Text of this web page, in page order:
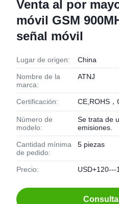
Venta al por
móvil GSM
señal móvil
Lugar de origen: China
Nombre de la
marca:
ATNJ
Certificación: CE,ROHS，
Número de
modelo:
Se trata de
emisiones.
Cantidad mínima
de pedido:
5 piezas
Precio: USD+120---